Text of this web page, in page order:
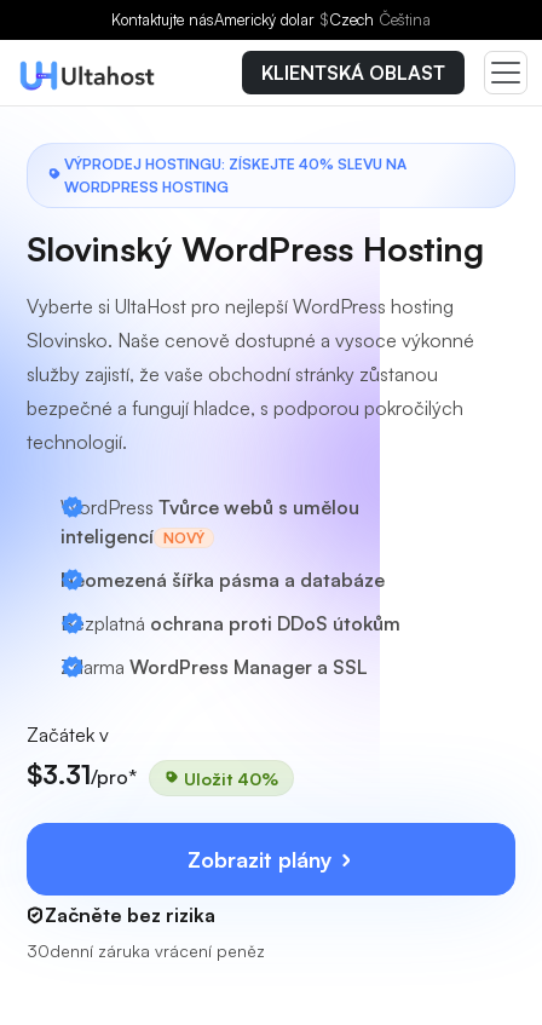
Kontaktujte násAmerický dolar $Czech Čeština
KLIENTSKÁ OBLAST
VÝPRODEJ HOSTINGU: ZÍSKEJTE 40% SLEVU NA
WORDPRESS HOSTING
Slovinský WordPress Hosting
Vyberte si UltaHost pro nejlepší WordPress hosting
Slovinsko. Naše cenově dostupné a vysoce výkonné
služby zajistí, že vaše obchodní stránky zůstanou
bezpečné a fungují hladce, s podporou pokročilých
technologií.
WordPress Tvůrce webů s umělou
inteligencí NOVÝ
Neomezená šířka pásma a databáze
Bezplatná ochrana proti DDoS útokům
Zdarma WordPress Manager a SSL
Začátek v
$3.31/pro* Uložit 40%
Zobrazit plány
Začněte bez rizika
30denní záruka vrácení peněz